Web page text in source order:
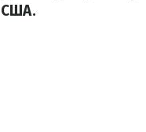
США.